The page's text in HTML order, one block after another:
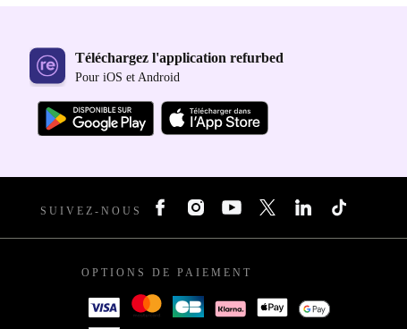
Téléchargez l'application refurbed
Pour iOS et Android
SUIVEZ-NOUS
OPTIONS DE PAIEMENT